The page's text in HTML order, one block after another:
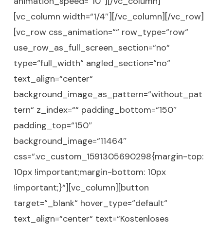
[vc_column width=“1/4″][/vc_column][/vc_row]
[vc_row css_animation=““ row_type=“row“
use_row_as_full_screen_section=“no“
type=“full_width“ angled_section=“no“
text_align=“center“
background_image_as_pattern=“without_pat
tern“ z_index=““ padding_bottom=“150″
padding_top=“150″
background_image=“11464″
css=“.vc_custom_1591305690298{margin-top:
10px !important;margin-bottom: 10px
!important;}“][vc_column][button
target=“_blank“ hover_type=“default“
text_align=“center“ text=“Kostenloses